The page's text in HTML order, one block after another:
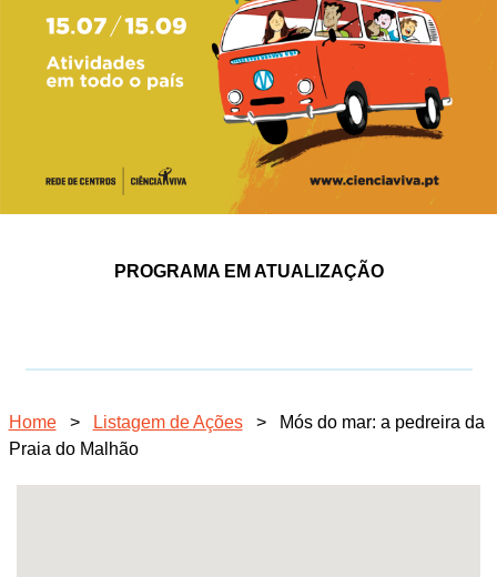
PROGRAMA EM ATUALIZAÇÃO
Home > Listagem de Ações >
Mós do mar: a pedreira da
Praia do Malhão